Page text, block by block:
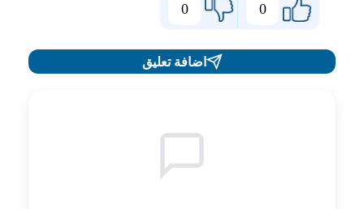
0
0
اضافة تعليق